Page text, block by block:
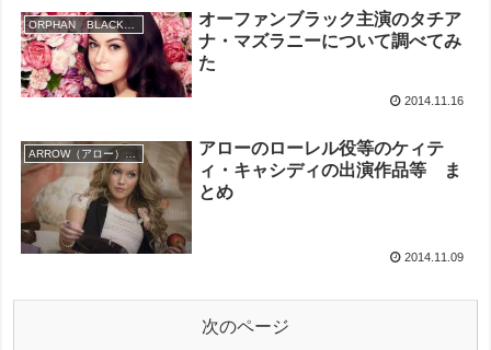
オーファンブラック主演のタチア
ナ・マズラニーについて調べてみ
た
2014.11.16
アローのローレル役等のケィテ
ィ・キャシディの出演作品等 ま
とめ
2014.11.09
次のページ